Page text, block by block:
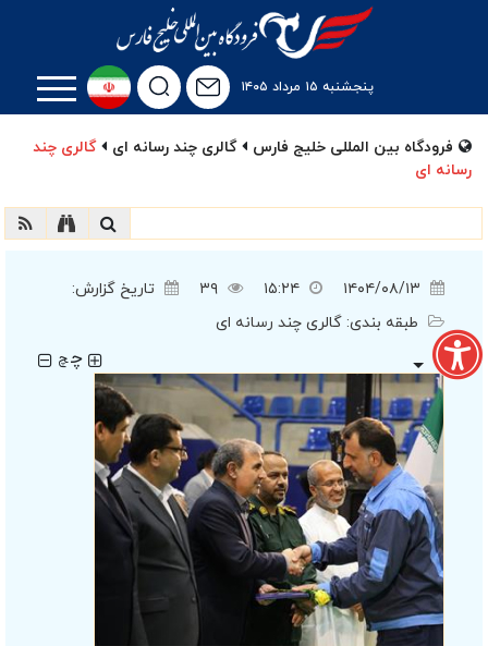
پنجشنبه ۱۵ مرداد ۱۴۰۵
فرودگاه بین المللی خلیج فارس گالری چند رسانه ای
گالری چند
رسانه ای
۱۴۰۴/۰۸/۱۳ ۱۵:۲۴ ۳۹
تاریخ گزارش:
طبقه بندی: گالری چند رسانه ای
چچ